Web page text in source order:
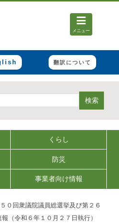
メニュー
翻訳について
検索
くらし
防災
事業者向け情報
０回衆議院議員総選挙及び第２６
（令和６年１０月２７日執行）